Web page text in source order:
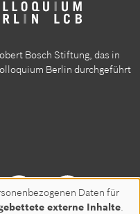
Bosch Stiftung, das in
Berlin durchgeführt
Daten für
externe Inhalte.